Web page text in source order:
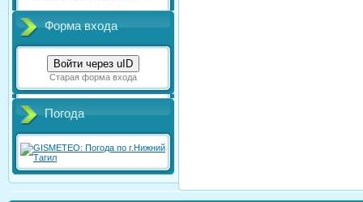
Форма входа
Войти через uID
Старая форма входа
Погода